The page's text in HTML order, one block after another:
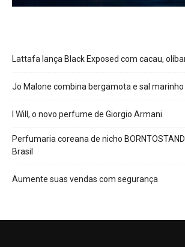
Lattafa lança Black Exposed com cacau,
Jo Malone combina bergamota e sal
I Will, o novo perfume de Giorgio Armani
Perfumaria coreana de nicho
Brasil
Aumente suas vendas com segurança